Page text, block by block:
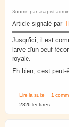
Soumis par asapistradmin
Article signalé par
Jusqu'ici, il est
larve d'un oeuf
royale.
Eh bien, c'est peut-
Lire la suite de1
2826 lectures